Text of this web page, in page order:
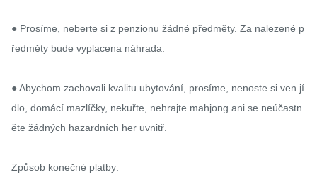
● Prosíme, neberte si z penzionu žádné předměty. Za nalezené p
ředměty bude vyplacena náhrada.
● Abychom zachovali kvalitu ubytování, prosíme, nenoste si ven jí
dlo, domácí mazlíčky, nekuřte, nehrajte mahjong ani se neúčastn
ěte žádných hazardních her uvnitř.
Způsob konečné platby: